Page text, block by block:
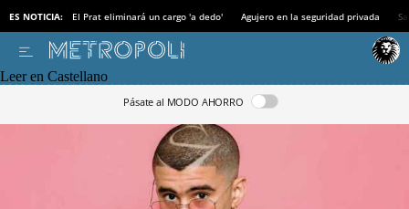
ES NOTICIA: El Prat eliminará un cargo 'a dedo' Agujero en la seguridad privada
Leer en Castellano
Pásate al MODO AHORRO